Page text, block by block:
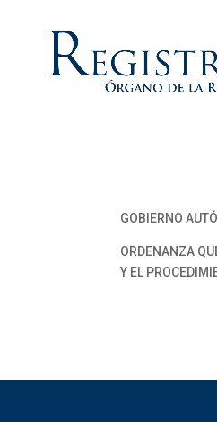
GOBIERNO
ORDENANZA
Y EL